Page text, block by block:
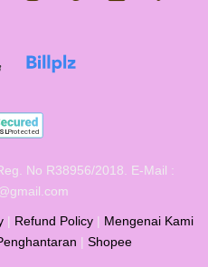
No R38956/2018. E-Mail :
| Refund Policy| Mengenai Kami
| Shopee